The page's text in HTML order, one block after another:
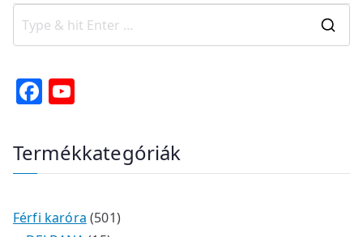
f
F
c
e
o
u
T
b
Termékkategóriák
Férfi karóra 5015